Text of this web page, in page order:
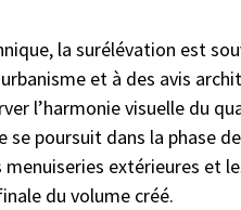
la surélévation est
et à des avis
l’harmonie visuelle du
se poursuit dans la phase
extérieures et
du volume créé.